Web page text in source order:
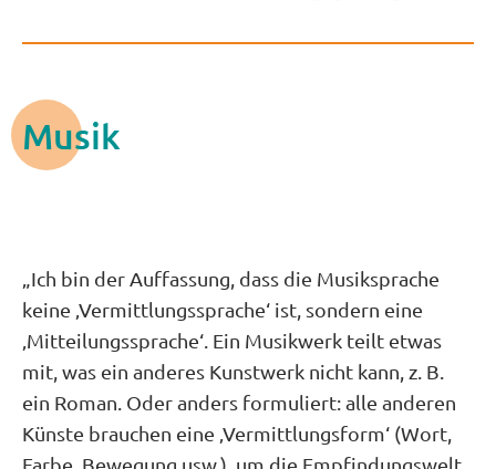
Musik
„Ich bin der Auffassung, dass die Musiksprache
keine ‚Vermittlungssprache‘ ist, sondern eine
‚Mitteilungssprache‘. Ein Musikwerk teilt etwas
mit, was ein anderes Kunstwerk nicht kann, z. B.
ein Roman. Oder anders formuliert: alle anderen
Künste brauchen eine ‚Vermittlungsform‘ (Wort,
Farbe, Bewegung usw.), um die Empfindungswelt,